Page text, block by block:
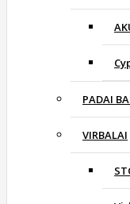
PADAI
VIRBALAI